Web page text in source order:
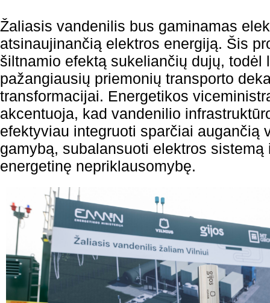
Žaliasis vandenilis bus gaminamas
atsinaujinančią elektros energiją. Šis
šiltnamio efektą sukeliančių dujų, todėl
pažangiausių priemonių transporto
transformacijai. Energetikos
akcentuoja, kad vandenilio
efektyviau integruoti sparčiai augančią
gamybą, subalansuoti elektros
energetinę nepriklausomybę.